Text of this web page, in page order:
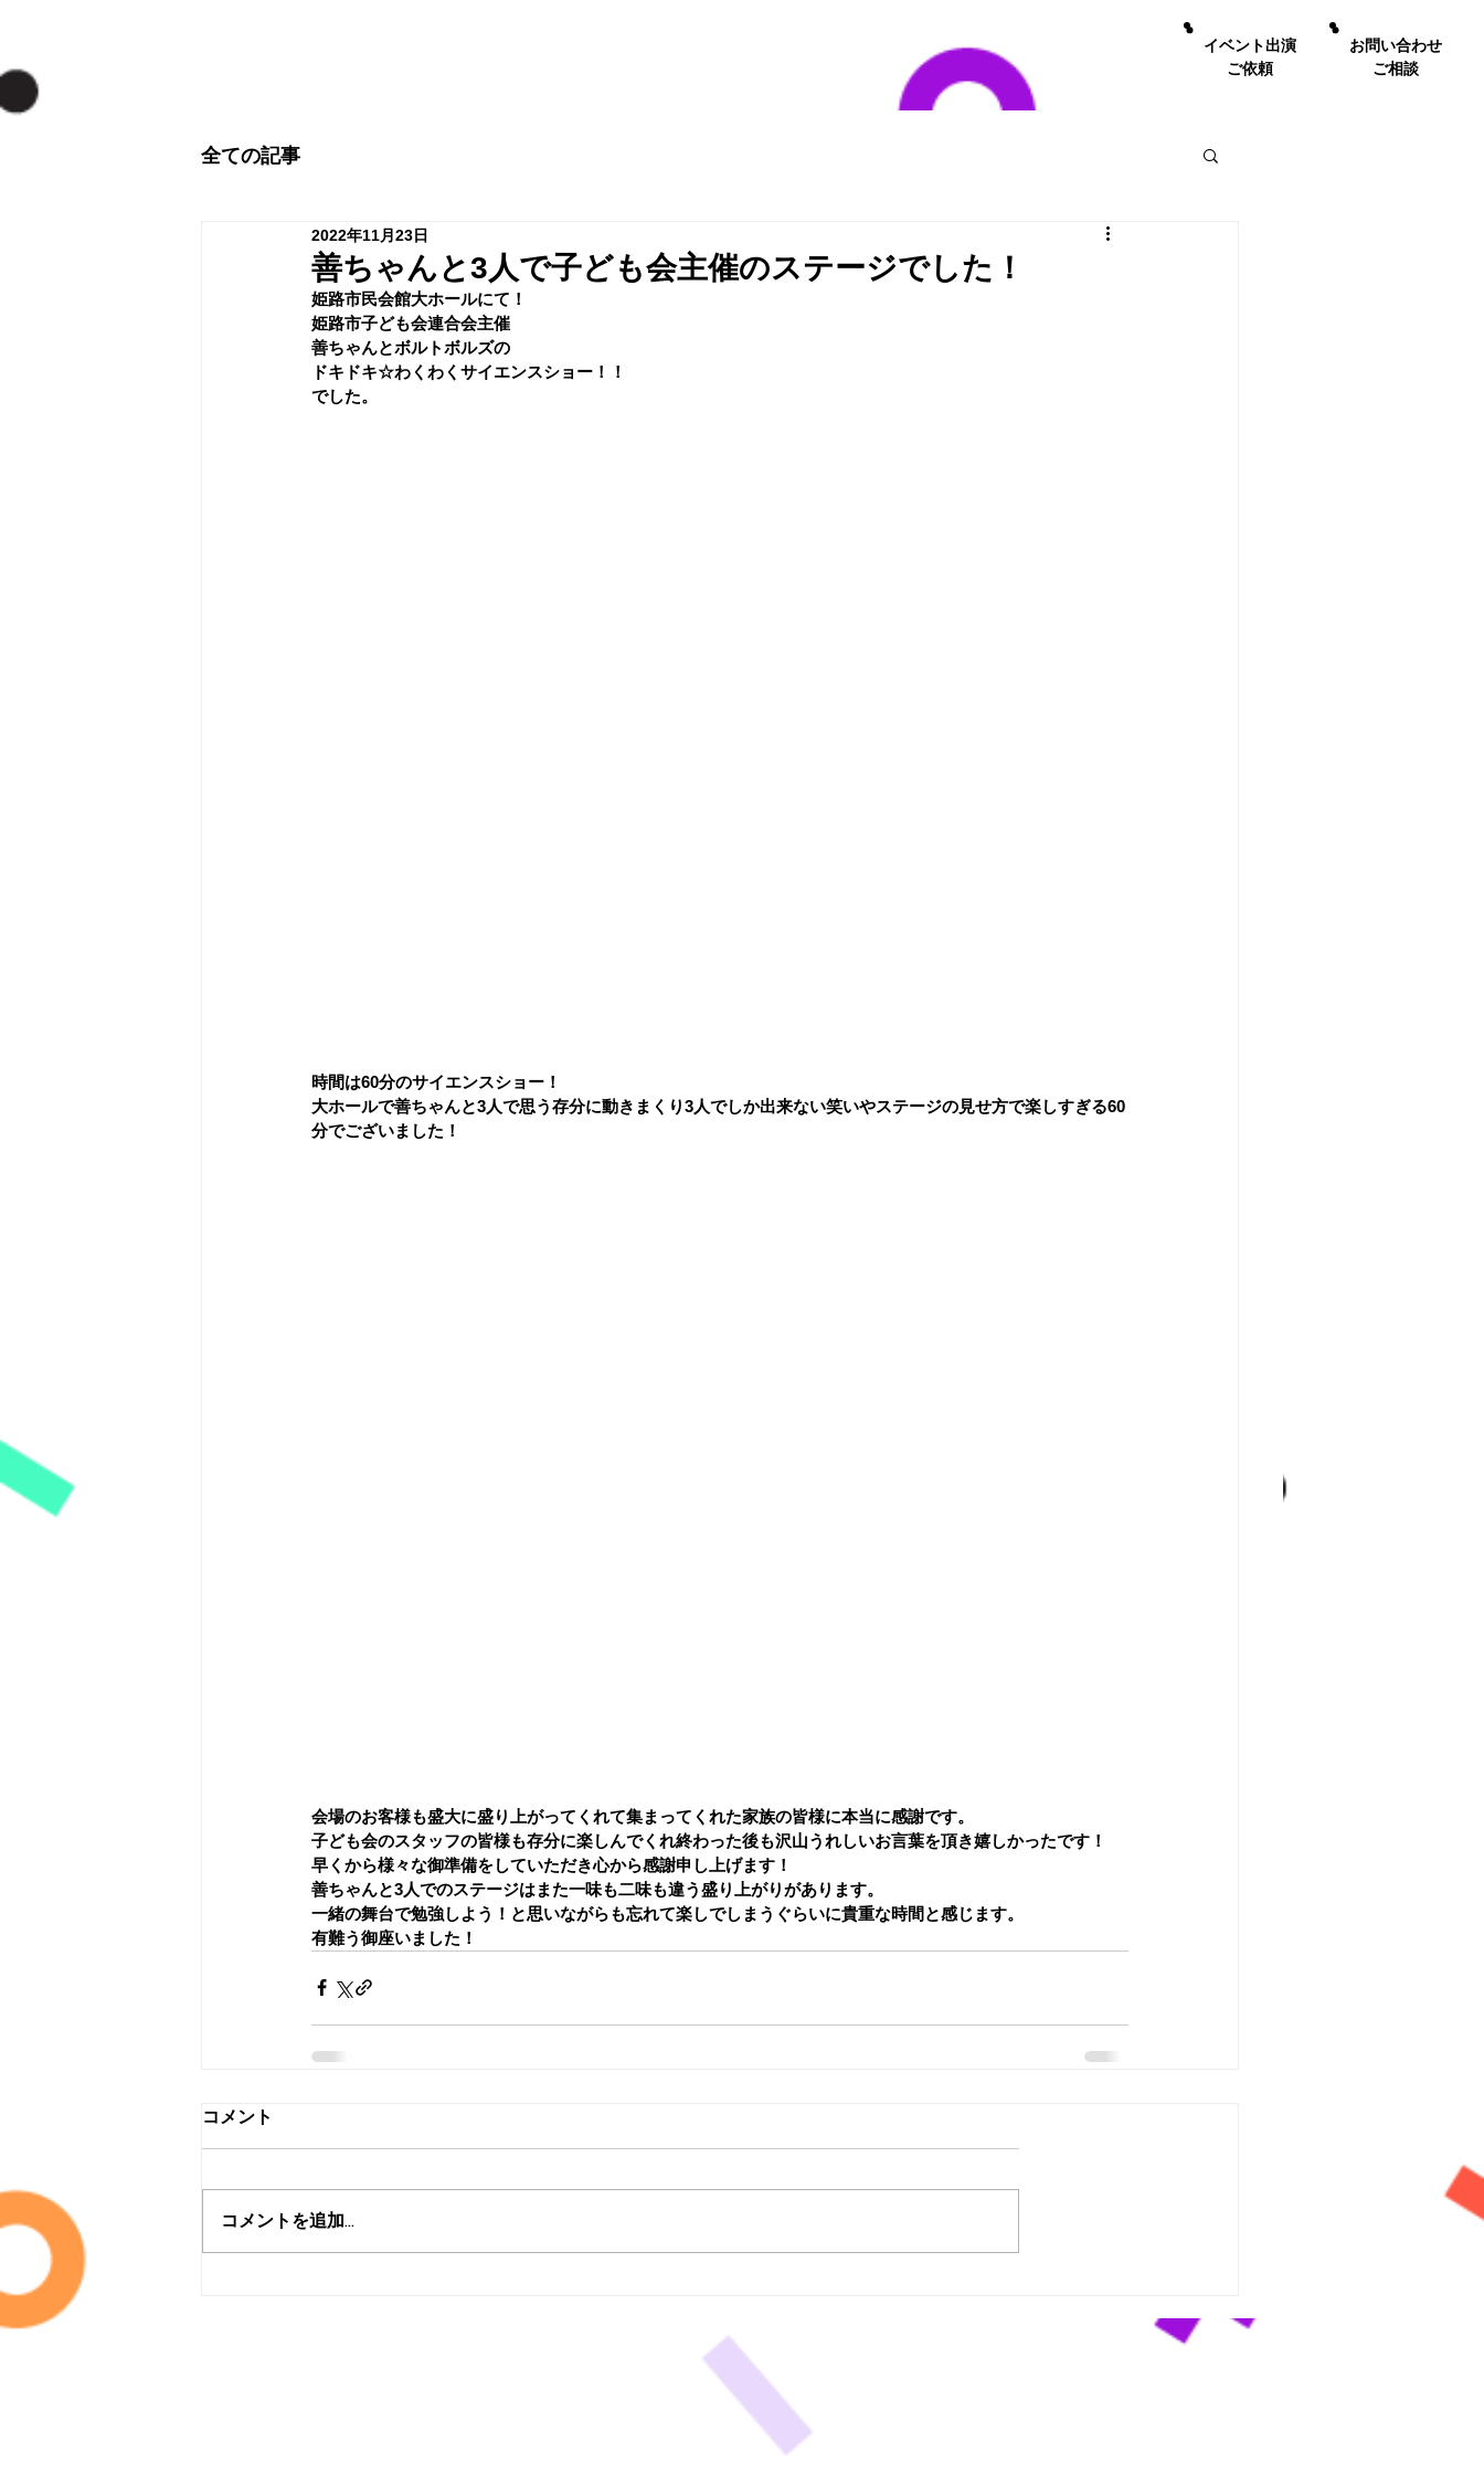
お問い合わせ
ご相談
イベント出演
ご依頼
全ての記事
善ちゃんと3人で子ども会主催のステージでした！
2022年11月23日
姫路市民会館大ホールにて！
姫路市子ども会連合会主催
善ちゃんとボルトボルズの
ドキドキ☆わくわくサイエンスショー！！
でした。
時間は60分のサイエンスショー！
大ホールで善ちゃんと3人で思う存分に動きまくり3人でしか出来ない笑いやステージの見せ方で楽しすぎる60
分でございました！
会場のお客様も盛大に盛り上がってくれて集まってくれた家族の皆様に本当に感謝です。
子ども会のスタッフの皆様も存分に楽しんでくれ終わった後も沢山うれしいお言葉を頂き嬉しかったです！
早くから様々な御準備をしていただき心から感謝申し上げます！
善ちゃんと3人でのステージはまた一味も二味も違う盛り上がりがあります。
一緒の舞台で勉強しよう！と思いながらも忘れて楽しでしまうぐらいに貴重な時間と感じます。
有難う御座いました！
コメント
コメントを追加…